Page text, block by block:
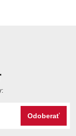
Odoberať